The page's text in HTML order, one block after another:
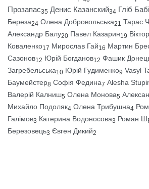
Прозапас35 Денис Казанский34 Гліб
Береза24 Олена Добровольська21 Тарас
Александр Балу20 Павел Казарин19
Коваленко17 Мирослав Гай16 Мартин
Сазонов12 Юрій Богданов12 Фашик
Загребельська10 Юрій Гудименко9 Vasyl
Баумейстер8 Софія Федина7 Alesha
Валерій Калниш5 Олена Монова5
Михайло Подоляк4 Олена Трибушна4
Галімов3 Катерина Водоносова3 Роман
Березовець3 Євген Дикий2